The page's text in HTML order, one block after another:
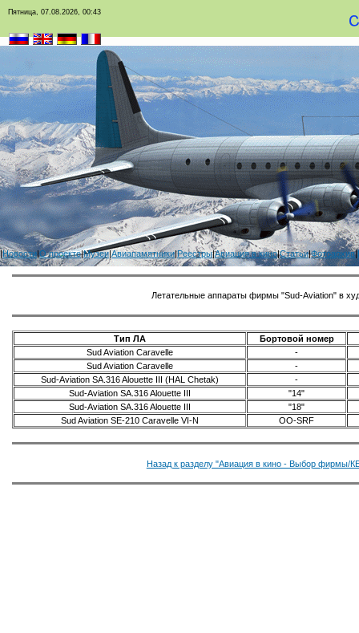
Пятница, 07.08.2026, 00:43
|Новости|О проекте|Музеи|Авиапамятники|Реестры|Авиация в кино|Статьи|Фотоархив|
Летательные аппараты фирмы "Sud-Aviation" в
Тип ЛА
Бортовой номер
Sud Aviation Caravelle
-
Sud Aviation Caravelle
-
Sud-Aviation SA.316 Alouette III (HAL Chetak)
-
Sud-Aviation SA.316 Alouette III
"14"
Sud-Aviation SA.316 Alouette III
"18"
Sud Aviation SE-210 Caravelle VI-N
OO-SRF
Назад к разделу "Авиация в кино - Выбор фирмы/КБ